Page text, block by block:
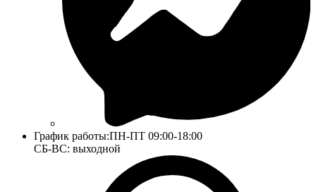
График работы:ПН-ПТ 09:00-18:00
СБ-ВС: выходной